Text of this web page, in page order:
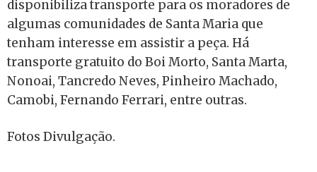
disponibiliza transporte para os moradores de
algumas comunidades de Santa Maria que
tenham interesse em assistir a peça. Há
transporte gratuito do Boi Morto, Santa Marta,
Nonoai, Tancredo Neves, Pinheiro Machado,
Camobi, Fernando Ferrari, entre outras.
Fotos Divulgação.